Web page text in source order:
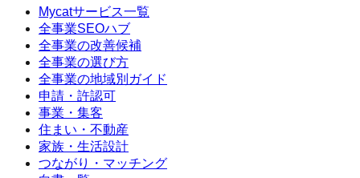
Mycatサービス一覧
全事業SEOハブ
全事業の改善候補
全事業の選び方
全事業の地域別ガイド
申請・許認可
事業・集客
住まい・不動産
家族・生活設計
つながり・マッチング